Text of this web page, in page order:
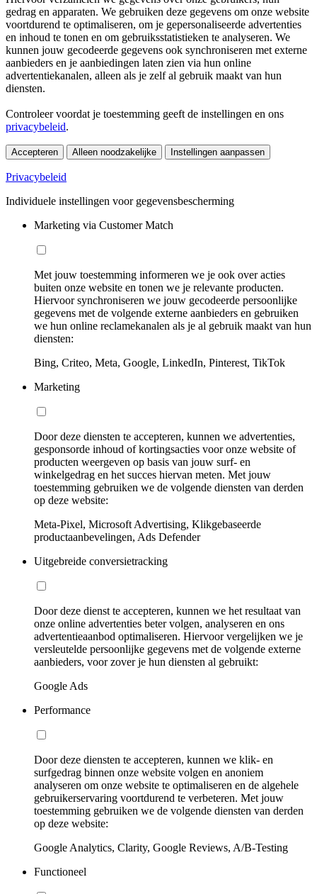
gedrag en apparaten. We gebruiken deze gegevens om onze website
voortdurend te optimaliseren, om je gepersonaliseerde advertenties
en inhoud te tonen en om gebruiksstatistieken te analyseren. We
kunnen jouw gecodeerde gegevens ook synchroniseren met externe
aanbieders en je aanbiedingen laten zien via hun online
advertentiekanalen, alleen als je zelf al gebruik maakt van hun
diensten.
Controleer voordat je toestemming geeft de instellingen en ons
privacybeleid.
Accepteren Alleen noodzakelijke Instellingen aanpassen
Privacybeleid
Individuele instellingen voor gegevensbescherming
Marketing via Customer Match
Met jouw toestemming informeren we je ook over acties
buiten onze website en tonen we je relevante producten.
Hiervoor synchroniseren we jouw gecodeerde persoonlijke
gegevens met de volgende externe aanbieders en gebruiken
we hun online reclamekanalen als je al gebruik maakt van hun
diensten:
Bing, Criteo, Meta, Google, LinkedIn, Pinterest, TikTok
Marketing
Door deze diensten te accepteren, kunnen we advertenties,
gesponsorde inhoud of kortingsacties voor onze website of
producten weergeven op basis van jouw surf- en
winkelgedrag en het succes hiervan meten. Met jouw
toestemming gebruiken we de volgende diensten van derden
op deze website:
Meta-Pixel, Microsoft Advertising, Klikgebaseerde
productaanbevelingen, Ads Defender
Uitgebreide conversietracking
Door deze dienst te accepteren, kunnen we het resultaat van
onze online advertenties beter volgen, analyseren en ons
advertentieaanbod optimaliseren. Hiervoor vergelijken we je
versleutelde persoonlijke gegevens met de volgende externe
aanbieders, voor zover je hun diensten al gebruikt:
Google Ads
Performance
Door deze diensten te accepteren, kunnen we klik- en
surfgedrag binnen onze website volgen en anoniem
analyseren om onze website te optimaliseren en de algehele
gebruikerservaring voortdurend te verbeteren. Met jouw
toestemming gebruiken we de volgende diensten van derden
op deze website:
Google Analytics, Clarity, Google Reviews, A/B-Testing
Functioneel